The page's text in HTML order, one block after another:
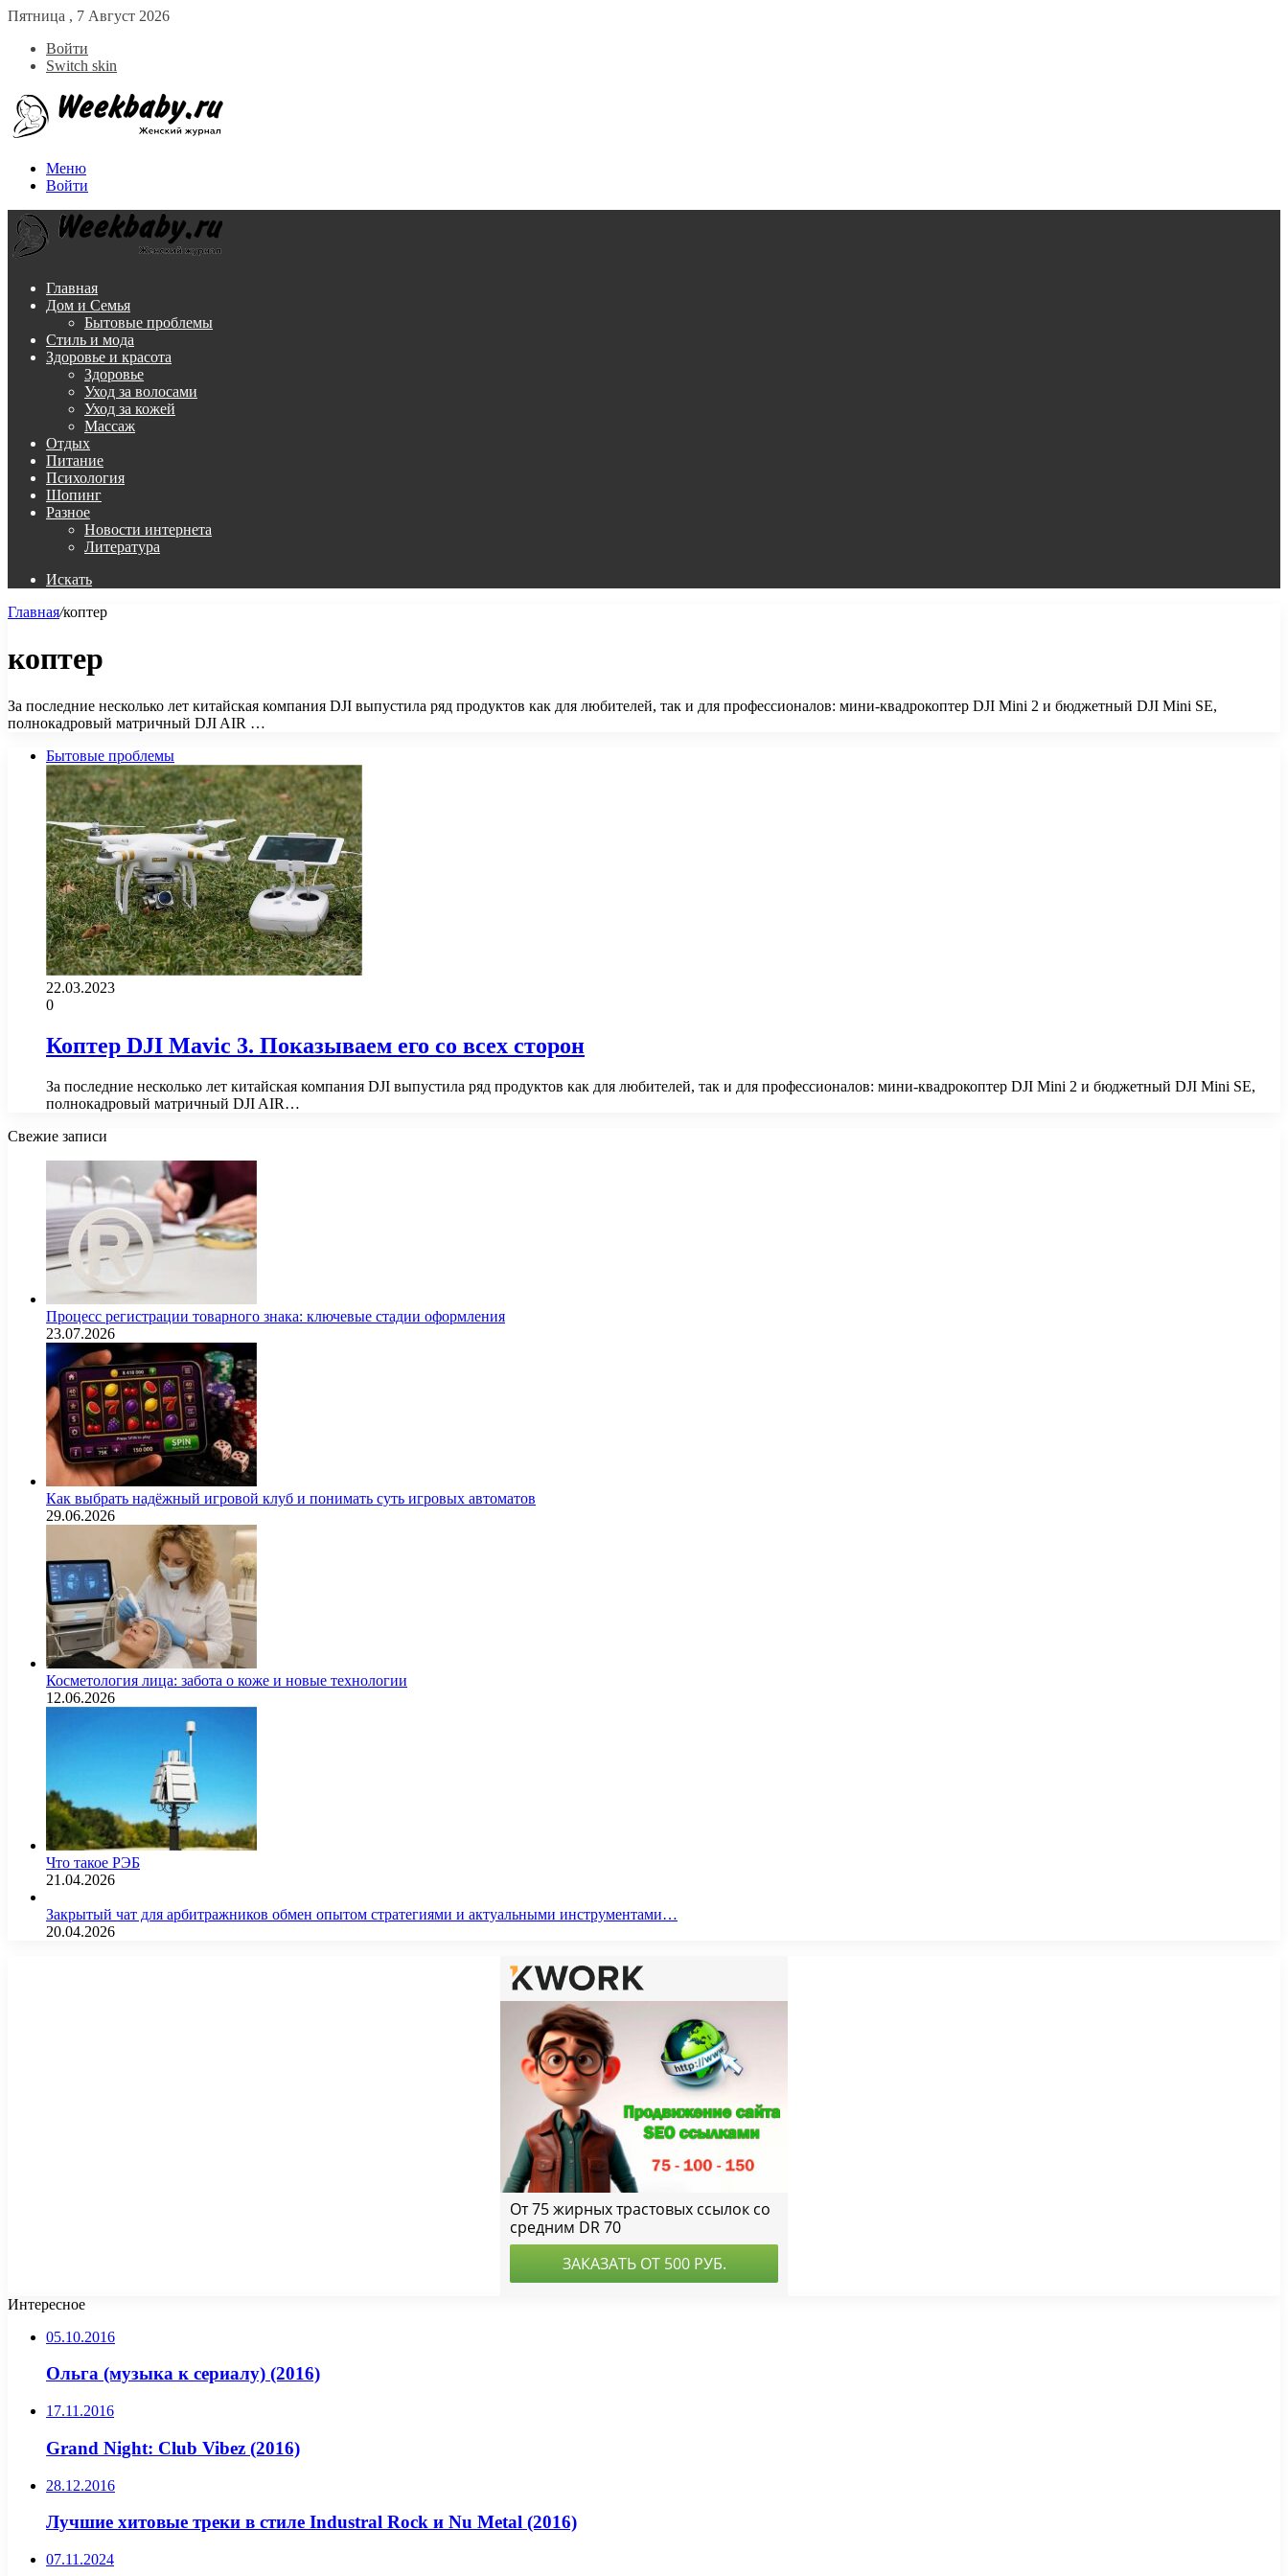
Пятница , 7 Август 2026
Войти
Switch skin
Меню
Войти
Главная
Дом и Семья
Бытовые проблемы
Стиль и мода
Здоровье и красота
Здоровье
Уход за волосами
Уход за кожей
Массаж
Отдых
Питание
Психология
Шопинг
Разное
Новости интернета
Литература
Искать
Главная/коптер
коптер
За последние несколько лет китайская компания DJI выпустила ряд продуктов как для любителей, так и для профессионалов: мини-квадрокоптер DJI Mini 2 и бюджетный DJI Mini SE,
полнокадровый матричный DJI AIR …
Бытовые проблемы
22.03.2023
0
Коптер DJI Mavic 3. Показываем его со всех сторон
За последние несколько лет китайская компания DJI выпустила ряд продуктов как для любителей, так и для профессионалов: мини-квадрокоптер DJI Mini 2 и бюджетный DJI Mini SE,
полнокадровый матричный DJI AIR…
Свежие записи
Процесс регистрации товарного знака: ключевые стадии оформления
23.07.2026
Как выбрать надёжный игровой клуб и понимать суть игровых автоматов
29.06.2026
Косметология лица: забота о коже и новые технологии
12.06.2026
Что такое РЭБ
21.04.2026
Закрытый чат для арбитражников обмен опытом стратегиями и актуальными инструментами…
20.04.2026
Интересное
05.10.2016
Ольга (музыка к сериалу) (2016)
17.11.2016
Grand Night: Club Vibez (2016)
28.12.2016
Лучшие хитовые треки в стиле Industral Rock и Nu Metal (2016)
07.11.2024